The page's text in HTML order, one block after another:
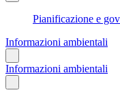
Pianificazione e
Informazioni ambientali
Informazioni ambientali